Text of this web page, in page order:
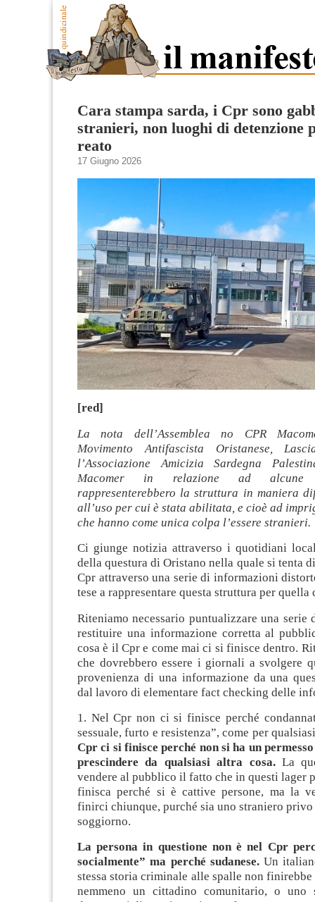
Cara stampa sarda, i Cpr sono
stranieri, non luoghi di detenzione
reato
17 Giugno 2026
[red]
La nota dell’Assemblea no CPR
Movimento Antifascista Oristanese,
l’Associazione Amicizia Sardegna
Macomer in relazione ad alcune
rappresenterebbero la struttura in maniera
all’uso per cui è stata abilitata, e cioè ad
che hanno come unica colpa l’essere stranieri.
Ci giunge notizia attraverso i quotidiani
della questura di Oristano nella quale si tenta
Cpr attraverso una serie di informazioni
tese a rappresentare questa struttura per quella
Riteniamo necessario puntualizzare una
restituire una informazione corretta al
cosa è il Cpr e come mai ci si finisce dentro.
che dovrebbero essere i giornali a svolgere
provenienza di una informazione da una
dal lavoro di elementare fact checking delle
1. Nel Cpr non ci si finisce perché
sessuale, furto e resistenza”, come per
Cpr ci si finisce perché non si ha un
prescindere da qualsiasi altra cosa.La
vendere al pubblico il fatto che in questi lager
finisca perché si è cattive persone, ma la
finirci chiunque, purché sia uno straniero
soggiorno.
La persona in questione non è nel Cpr
socialmente” ma perché sudanese.Un
stessa storia criminale alle spalle non finirebbe
nemmeno un cittadino comunitario, o uno